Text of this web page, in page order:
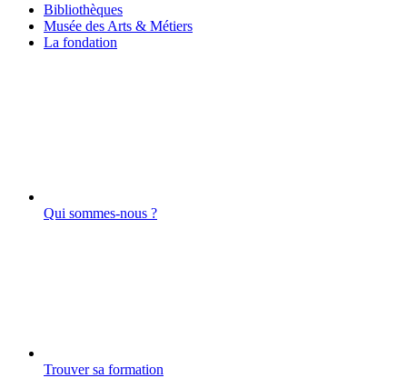
Bibliothèques
Musée des Arts & Métiers
La fondation
Qui sommes-nous ?
Trouver sa formation